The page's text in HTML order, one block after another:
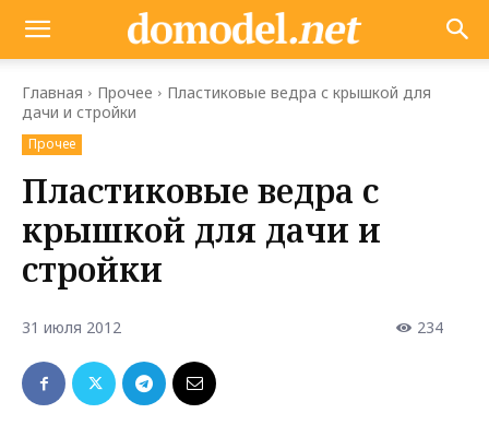
Главная Прочее
Пластиковые ведра с крышкой для
дачи и стройки
Прочее
Пластиковые ведра с
крышкой для дачи и
стройки
31 июля 2012 234